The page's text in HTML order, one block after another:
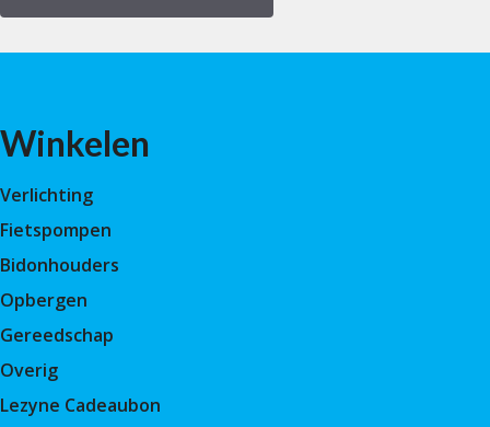
Winkelen
Verlichting
Fietspompen
Bidonhouders
Opbergen
Gereedschap
Overig
Lezyne Cadeaubon